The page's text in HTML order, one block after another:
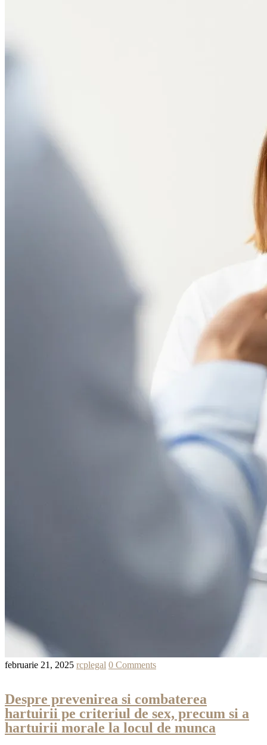
februarie 21, 2025 rcplegal 0 Comments
Despre prevenirea si combaterea
hartuirii pe criteriul de sex, precum si a
hartuirii morale la locul de munca